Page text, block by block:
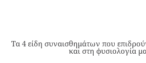
Τα 4 είδη συναισθημάτων που
και στη φυσιολογία